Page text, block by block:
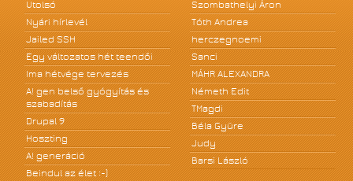
Utolsó
Nyári hírlevél
Jailed SSH
Egy változatos hét teendői
Ima hétvége tervezés
A! gen belső gyógyítás és
szabadítás
Drupal 9
Hoszting
A! generáció
Beindul az élet :-)
Szombathelyi Áron
Tóth Andrea
herczegnoemi
Sanci
MÁHR ALEXANDRA
Németh Edit
TMagdi
Béla Gyüre
Judy
Barsi László